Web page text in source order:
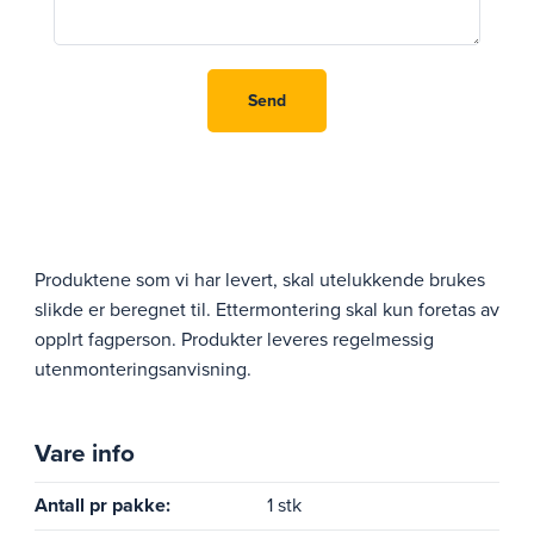
Produktene som vi har levert, skal utelukkende brukes
slikde er beregnet til. Ettermontering skal kun foretas av
opplrt fagperson. Produkter leveres regelmessig
utenmonteringsanvisning.
Vare info
Antall pr pakke:
1 stk